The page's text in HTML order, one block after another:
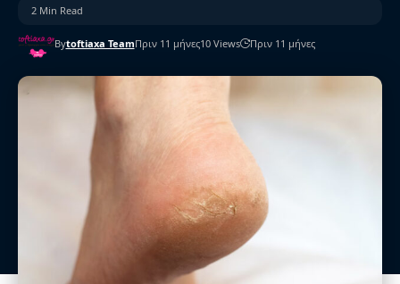
Bytoftiaxa TeamΠριν 11 μήνες10 Views Πριν 11 μήνες
2 Min Read